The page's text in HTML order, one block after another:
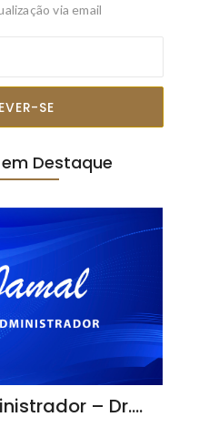
via email
SE
Destaque
– Dr.…